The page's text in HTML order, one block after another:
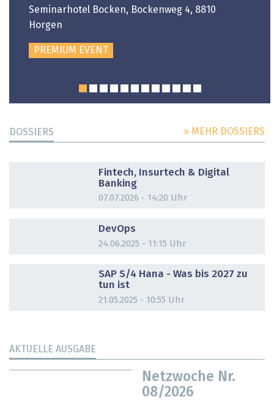
Seminarhotel Bocken, Bockenweg 4, 8810
Horgen
PREMIUM EVENT
DOSSIERS » MEHR DOSSIERS
Fintech, Insurtech & Digital
Banking
07.07.2026 - 14:20 Uhr
DevOps
24.06.2025 - 11:15 Uhr
SAP S/4 Hana - Was bis 2027 zu
tun ist
21.05.2025 - 10:55 Uhr
AKTUELLE AUSGABE
Netzwoche Nr.
08/2026